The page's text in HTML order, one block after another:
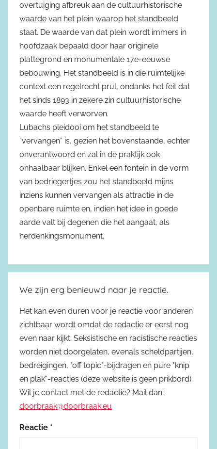
overtuiging afbreuk aan de cultuurhistorische
waarde van het plein waarop het standbeeld
staat. De waarde van dat plein wordt immers in
hoofdzaak bepaald door haar originele
plattegrond en monumentale 17e-eeuwse
bebouwing. Het standbeeld is in die ruimtelijke
context een regelrecht prul, ondanks het feit dat
het sinds 1893 in zekere zin cultuurhistorische
waarde heeft verworven.
Lubachs pleidooi om het standbeeld te
“vervangen” is, gezien het bovenstaande, echter
onverantwoord en zal in de praktijk ook
onhaalbaar blijken. Enkel een fontein in de vorm
van bedriegertjes zou het standbeeld mijns
inziens kunnen vervangen als attractie in de
openbare ruimte en, indien het idee in goede
aarde valt bij degenen die het aangaat, als
herdenkingsmonument.
We zijn erg benieuwd naar je reactie.
Het kan even duren voor je reactie voor anderen
zichtbaar wordt omdat de redactie er eerst nog
even naar kijkt. Seksistische en racistische reacties
worden niet doorgelaten, evenals scheldpartijen,
bedreigingen, "off topic"-bijdragen en pure "knip
en plak"-reacties (deze website is geen prikbord).
Wil je contact met de redactie? Mail dan:
doorbraak@doorbraak.eu
Reactie *